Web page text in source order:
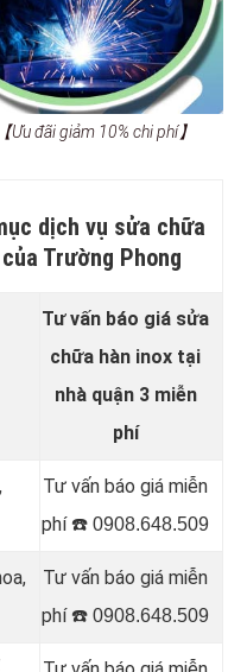
Ưu đãi giảm 10% chi phí】
dịch vụ sửa chữa
Trường Phong
Tư vấn báo giá sửa
chữa hàn inox tại
nhà quận 3 miễn
phí
Tư vấn báo giá miễn
phí ☎️ 0908.648.509
Tư vấn báo giá miễn
phí ☎️ 0908.648.509